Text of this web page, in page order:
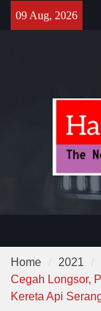
09 Aug, 2026
Home 2021
Cegah Longsor,
Kereta Api